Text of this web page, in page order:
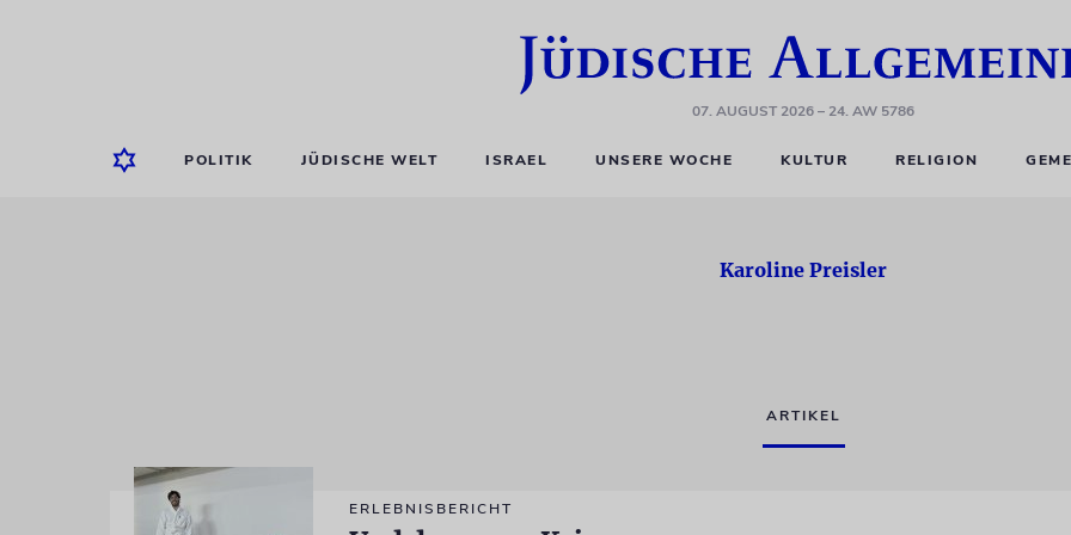
07. AUGUST 2026– 24. AW 5786
POLITIK JÜDISCHE WELT ISRAEL UNSERE WOCHE KULTUR RELIGION
Karoline Preisler
ARTIKEL
ERLEBNISBERICHT